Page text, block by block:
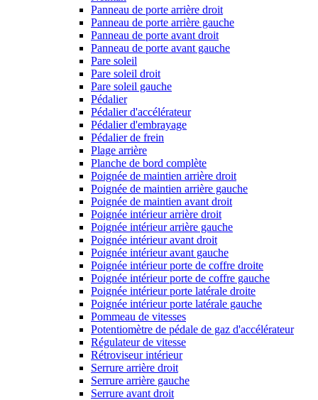
Panneau de porte arrière droit
Panneau de porte arrière gauche
Panneau de porte avant droit
Panneau de porte avant gauche
Pare soleil
Pare soleil droit
Pare soleil gauche
Pédalier
Pédalier d'accélérateur
Pédalier d'embrayage
Pédalier de frein
Plage arrière
Planche de bord complète
Poignée de maintien arrière droit
Poignée de maintien arrière gauche
Poignée de maintien avant droit
Poignée intérieur arrière droit
Poignée intérieur arrière gauche
Poignée intérieur avant droit
Poignée intérieur avant gauche
Poignée intérieur porte de coffre droite
Poignée intérieur porte de coffre gauche
Poignée intérieur porte latérale droite
Poignée intérieur porte latérale gauche
Pommeau de vitesses
Potentiomètre de pédale de gaz d'accélérateur
Régulateur de vitesse
Rétroviseur intérieur
Serrure arrière droit
Serrure arrière gauche
Serrure avant droit